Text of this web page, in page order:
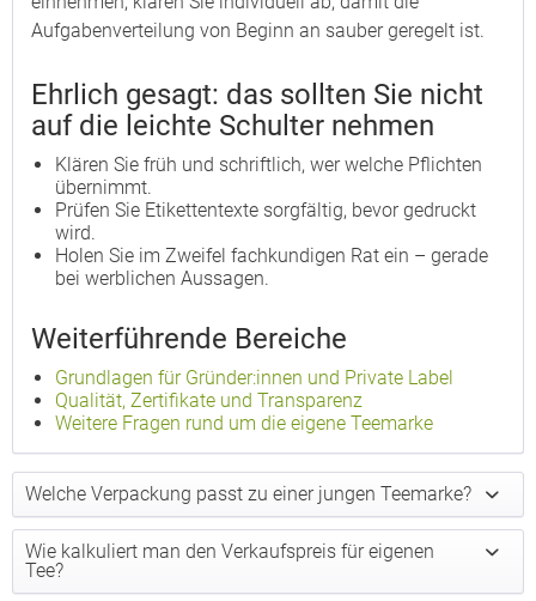
Aufgabenverteilung von Beginn an sauber geregelt ist.
Ehrlich gesagt: das sollten Sie nicht
auf die leichte Schulter nehmen
Klären Sie früh und schriftlich, wer welche Pflichten
übernimmt.
Prüfen Sie Etikettentexte sorgfältig, bevor gedruckt
wird.
Holen Sie im Zweifel fachkundigen Rat ein – gerade
bei werblichen Aussagen.
Weiterführende Bereiche
Grundlagen für Gründer:innen und Private Label
Qualität, Zertifikate und Transparenz
Weitere Fragen rund um die eigene Teemarke
Welche Verpackung passt zu einer jungen Teemarke?
Wie kalkuliert man den Verkaufspreis für eigenen
Tee?